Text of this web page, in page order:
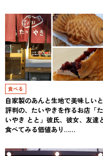
食べる
自家製のあんと生地で美味しいと
評判の、たいやきを作るお店「た
いやき とと」彼氏、彼女、友達
食べてみる価値あり……